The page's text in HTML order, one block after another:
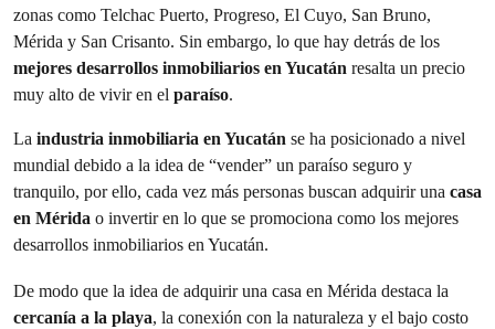
zonas como Telchac Puerto, Progreso, El Cuyo, San Bruno,
Mérida y San Crisanto. Sin embargo, lo que hay detrás de los
mejores desarrollos inmobiliarios en Yucatán resalta un precio
muy alto de vivir en el paraíso.
La industria inmobiliaria en Yucatán se ha posicionado a nivel
mundial debido a la idea de “vender” un paraíso seguro y
tranquilo, por ello, cada vez más personas buscan adquirir una casa
en Mérida o invertir en lo que se promociona como los mejores
desarrollos inmobiliarios en Yucatán.
De modo que la idea de adquirir una casa en Mérida destaca la
cercanía a la playa, la conexión con la naturaleza y el bajo costo